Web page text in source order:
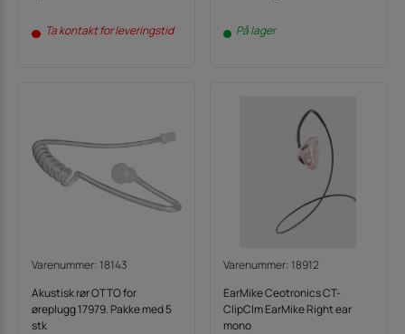
Ta kontakt for leveringstid På lager
Varenummer: 18143
Akustisk rør OTTO for
øreplugg 17979. Pakke med 5
stk
Varenummer: 18912
EarMike Ceotronics CT-
ClipClm EarMike Right ear
mono